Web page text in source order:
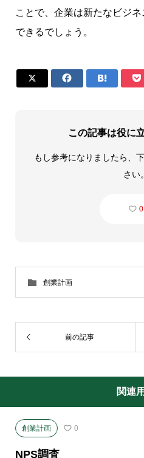
ことで、企業は新たなビジ
できるでしょう。
   
この記事は役に
もし参考になりましたら、
さい。
0
創業計画
前の記事
関連
創業計画 0
NPS調査